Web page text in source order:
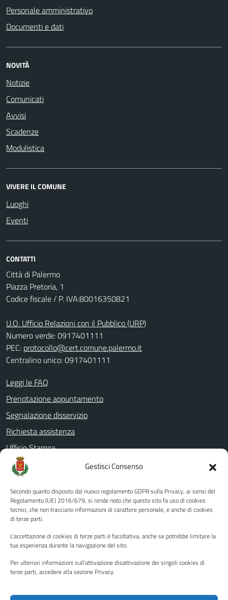
Gestisci Consenso
Secondo quanto disposto dal nuovo regolamento GDPR sulla Privacy, ai sensi del
Regolamento (UE) 2016/679, si rende noto che questo sito fa uso di cookies
tecnici, che non tracciano informazioni di carattere personale, e anche di cookies
di terze parti.
L'accettazione di cookies di terze parti è facoltativa, anche se potrebbe limitare la
tua esperienza durante la navigazione del sito.
Per ulteriori informazioni sull'attivazione disattivazione dei singoli cookies di
terze parti, accedere alla sezione Privacy.
Personale amministrativo
Documenti e dati
NOVITÀ
Notizie
Comunicati
Avvisi
Scadenze
Modulistica
VIVERE IL COMUNE
Luoghi
Eventi
CONTATTI
Città di Palermo
Piazza Pretoria, 1
Codice fiscale / P. IVA:80016350821
U.O. Ufficio Relazioni con il Pubblico (URP)
Numero verde: 0917401111
PEC: protocollo@cert.comune.palermo.it
Centralino unico: 0917401111
Leggi le FAQ
Prenotazione appuntamento
Segnalazione disservizio
Richiesta assistenza
Ufficio Stampa
Amministrazione Trasparente
Albo pretorio
Informativa privacy
Note legali
Piano di miglioramento del sito